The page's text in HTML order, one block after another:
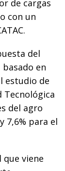
de cargas
con un
del
basado en
estudio de
Tecnológica
del agro
7,6% para el
viene